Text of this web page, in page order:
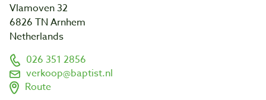
Vlamoven 32
6826 TN Arnhem
Netherlands
026 351 2856
verkoop@baptist.nl
Route